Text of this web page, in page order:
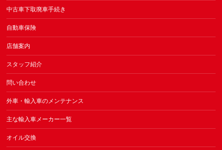
中古車下取廃車手続き
自動車保険
店舗案内
スタッフ紹介
問い合わせ
外車・輸入車のメンテナンス
主な輸入車メーカー一覧
オイル交換